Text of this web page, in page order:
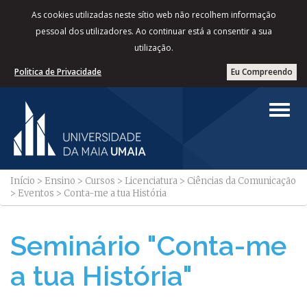
As cookies utilizadas neste sítio web não recolhem informação
pessoal dos utilizadores. Ao continuar está a consentir a sua
utilização.
Eu Compreendo
Politica de Privacidade
Início > Ensino > Cursos > Licenciatura > Ciências da Comunicação
> Eventos > Conta-me a tua História
Seminário "Conta-me
a tua História"